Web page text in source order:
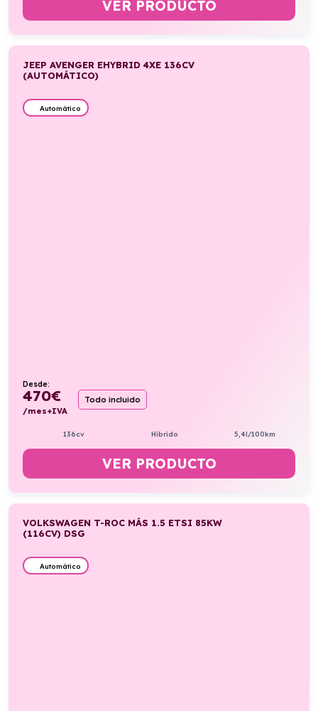
VER PRODUCTO
JEEP AVENGER EHYBRID 4XE 136CV
(AUTOMÁTICO)
Automático
Desde:
470€
/mes+IVA
Todo incluido
136cv Híbrido 5,4l/100km
VER PRODUCTO
VOLKSWAGEN T-ROC MÁS 1.5 ETSI 85KW
(116CV) DSG
Automático